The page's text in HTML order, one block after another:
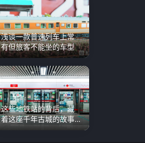
浅谈一款普速列车上常
有但旅客不能坐的车型
这些地铁站的背后，藏
着这座千年古城的故事…